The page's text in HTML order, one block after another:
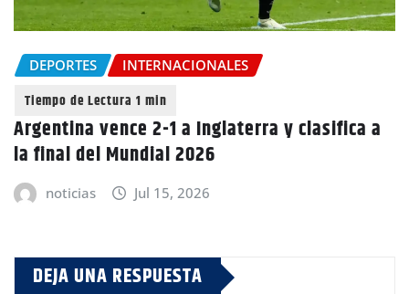
DEPORTES INTERNACIONALES
Argentina vence 2-1 a Inglaterra y clasifica a
la final del Mundial 2026
noticias Jul 15, 2026
DEJA UNA RESPUESTA